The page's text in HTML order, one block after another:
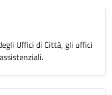
Uffici di Città, gli uffici